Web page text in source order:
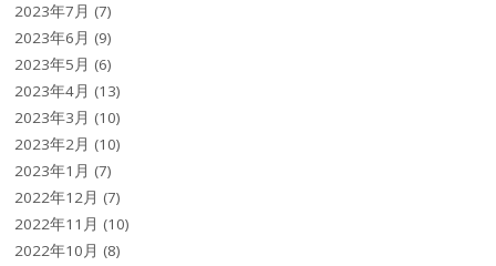
2023年7月 (7)
2023年6月 (9)
2023年5月 (6)
2023年4月 (13)
2023年3月 (10)
2023年2月 (10)
2023年1月 (7)
2022年12月 (7)
2022年11月 (10)
2022年10月 (8)